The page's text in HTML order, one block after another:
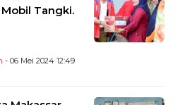
Tangki.
- 06 Mei 2024 12:49